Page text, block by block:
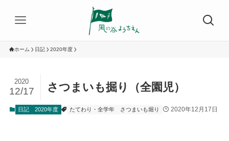
ホーム 日記 2020年度
さつまいも掘り（全園児）
2020
12/17
日記 2020年度 たてわり・全学年 さつまいも堀り 2020年12月17日